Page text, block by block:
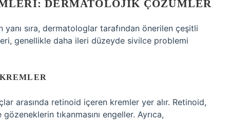
DERMATOLOJIK ÇÖZÜMLER
sıra, dermatologlar tarafından önerilen çeşitli
genellikle daha ileri düzeyde sivilce problemi
arasında retinoid içeren kremler yer alır. Retinoid,
tıkanmasını engeller. Ayrıca,